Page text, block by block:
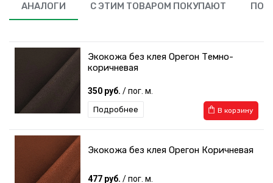
АНАЛОГИ С ЭТИМ ТОВАРОМ ПОКУПАЮТ
Экокожа без клея Орегон Темно-
коричневая
350 руб. / пог. м.
В корзину
Подробнее
Экокожа без клея Орегон Коричневая
477 руб. / пог. м.